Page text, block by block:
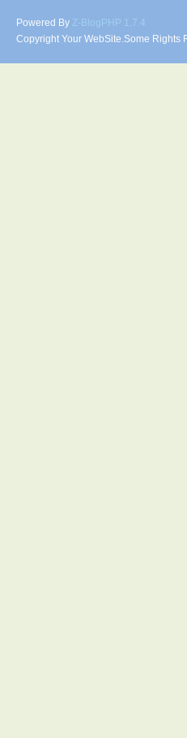
Powered By Z-BlogPHP 1.7.4
Copyright Your WebSite.Some Rights